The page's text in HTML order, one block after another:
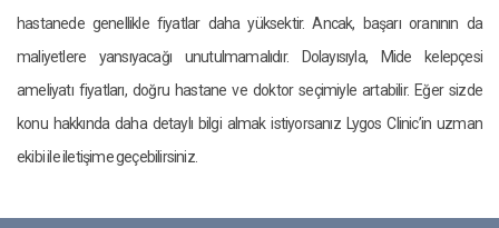
hastanede genellikle fiyatlar daha yüksektir. Ancak, başarı oranının da
maliyetlere yansıyacağı unutulmamalıdır. Dolayısıyla, Mide kelepçesi
ameliyatı fiyatları, doğru hastane ve doktor seçimiyle artabilir. Eğer sizde
konu hakkında daha detaylı bilgi almak istiyorsanız Lygos Clinic’in uzman
ekibi ile iletişime geçebilirsiniz.